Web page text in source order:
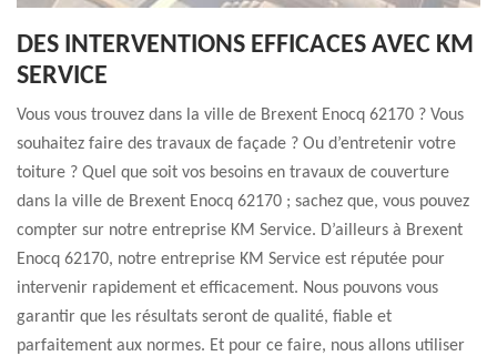
DES INTERVENTIONS EFFICACES AVEC KM
SERVICE
Vous vous trouvez dans la ville de Brexent Enocq 62170 ? Vous
souhaitez faire des travaux de façade ? Ou d’entretenir votre
toiture ? Quel que soit vos besoins en travaux de couverture
dans la ville de Brexent Enocq 62170 ; sachez que, vous pouvez
compter sur notre entreprise KM Service. D’ailleurs à Brexent
Enocq 62170, notre entreprise KM Service est réputée pour
intervenir rapidement et efficacement. Nous pouvons vous
garantir que les résultats seront de qualité, fiable et
parfaitement aux normes. Et pour ce faire, nous allons utiliser